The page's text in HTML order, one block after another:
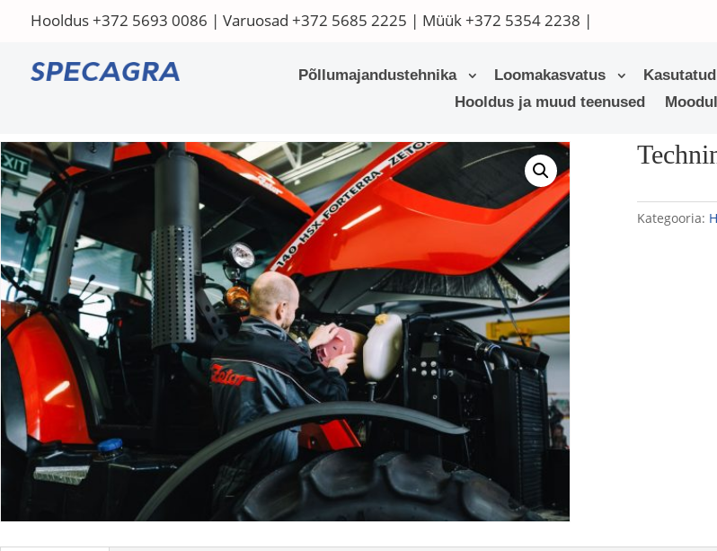
Hooldus+372 5693 0086 | Varuosad +372 5685 2225 | Müük+372 5354 2238 |
Põllumajandustehnika Loomakasvatus
Hooldus ja muud teenused
Kategooria: